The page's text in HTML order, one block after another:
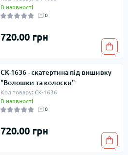
В наявності
0
720.00 грн
СК-1636 - скатертина під вишивку
"Волошки та колоски"
Код товару: СК-1636
В наявності
0
720.00 грн